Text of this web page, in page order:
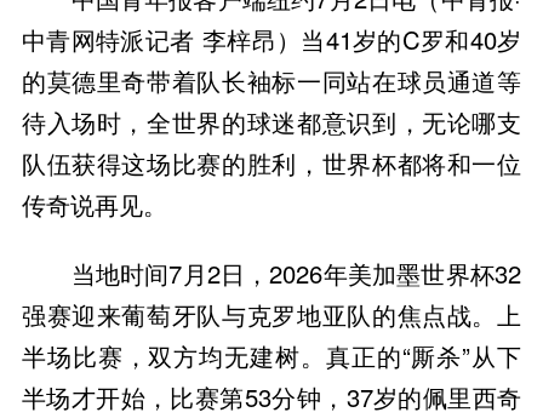
中青网特派记者 李梓昂）当41岁的C罗和40岁
的莫德里奇带着队长袖标一同站在球员通道等
待入场时，全世界的球迷都意识到，无论哪支
队伍获得这场比赛的胜利，世界杯都将和一位
传奇说再见。
当地时间7月2日，2026年美加墨世界杯32
强赛迎来葡萄牙队与克罗地亚队的焦点战。上
半场比赛，双方均无建树。真正的“厮杀”从下
半场才开始，比赛第53分钟，37岁的佩里西奇